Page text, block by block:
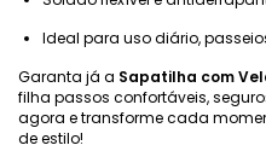
Ideal para uso diário,
Garanta já a Sapatilha com
filha passos confortáveis,
agora e transforme cada
de estilo!